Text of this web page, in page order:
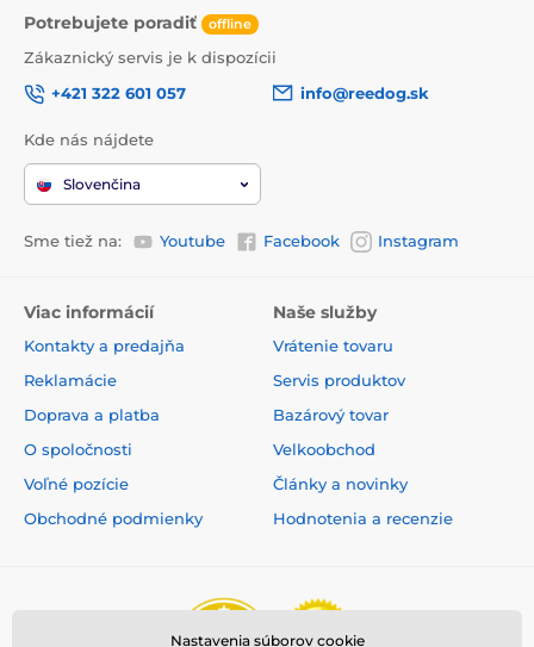
Produkt je zaradený v kategóriách
Elektronické ohradníky
Potrebujete poradiť offline
Zákaznický servis je k dispozícii
+421 322 601 057
info@reedog.sk
Kde nás nájdete
Slovenčina
Sme tiež na: Youtube Facebook Instagram
Viac informácií
Kontakty a predajňa
Reklamácie
Doprava a platba
O spoločnosti
Voľné pozície
Obchodné podmienky
Naše služby
Vrátenie tovaru
Servis produktov
Bazárový tovar
Velkoobchod
Články a novinky
Hodnotenia a recenzie
Nastavenia súborov cookie